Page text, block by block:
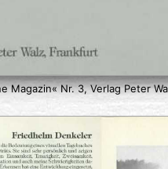
Magazin« Nr. 3, Verlag Peter